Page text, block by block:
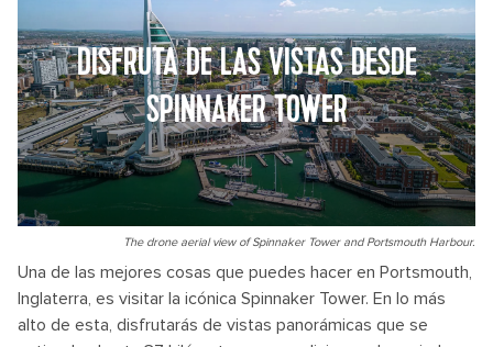
DISFRUTA DE LAS VISTAS DESDE
SPINNAKER TOWER
The drone aerial view of Spinnaker Tower and Portsmouth Harbour.
Una de las mejores cosas que puedes hacer en Portsmouth,
Inglaterra, es visitar la icónica Spinnaker Tower. En lo más
alto de esta, disfrutarás de vistas panorámicas que se